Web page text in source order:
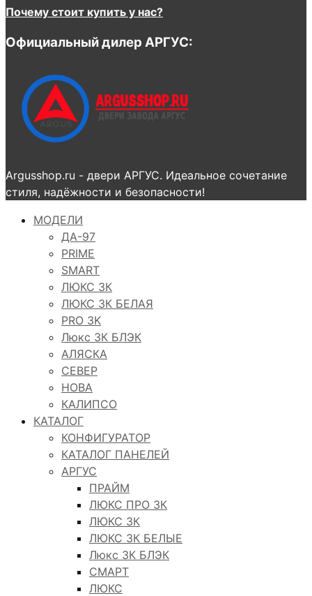
Почему стоит купить у нас?
Официальный дилер АРГУС:
Argusshop.ru - двери АРГУС. Идеальное сочетание
стиля, надёжности и безопасности!
МОДЕЛИ
ДА-97
PRIME
SMART
ЛЮКС 3К
ЛЮКС 3К БЕЛАЯ
PRO 3K
Люкс 3К БЛЭК
АЛЯСКА
СЕВЕР
НОВА
КАЛИПСО
КАТАЛОГ
КОНФИГУРАТОР
КАТАЛОГ ПАНЕЛЕЙ
АРГУС
ПРАЙМ
ЛЮКС ПРО 3К
ЛЮКС 3К
ЛЮКС 3К БЕЛЫЕ
Люкс 3К БЛЭК
СМАРТ
ЛЮКС